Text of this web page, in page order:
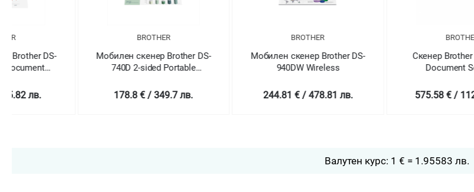
Мобилен скенер Brother DS-
740D 2-sided Portable
178.8 € / 349.7 лв.
Мобилен скенер Brother DS-
244.81 € / 478.81 лв.
Скенер Brother ADS-1200
Document Scanner
575.58 € / 1125.74 лв.
Валутен курс: 1 € = 1.95583 лв.